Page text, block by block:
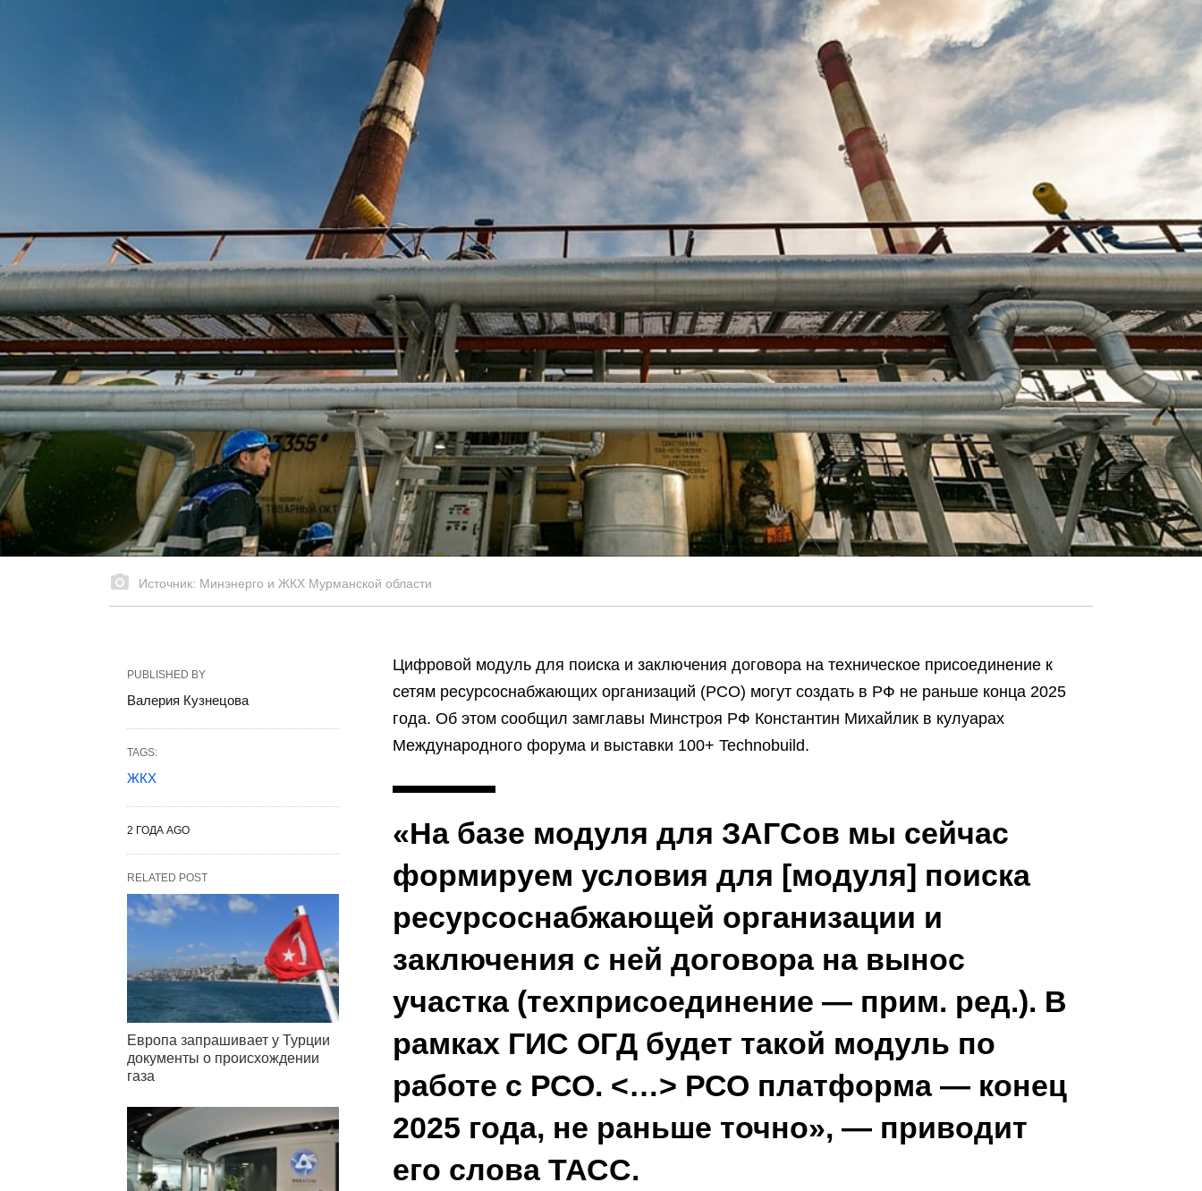
Источник: Минэнерго и ЖКХ Мурманской области
Цифровой модуль для поиска и заключения договора на техническое присоединение к
сетям ресурсоснабжающих организаций (РСО) могут создать в РФ не раньше конца 2025
года. Об этом сообщил замглавы Минстроя РФ Константин Михайлик в кулуарах
Международного форума и выставки 100+ Technobuild.
«На базе модуля для ЗАГСов мы сейчас
формируем условия для [модуля] поиска
ресурсоснабжающей организации и
заключения с ней договора на вынос
участка (техприсоединение — прим. ред.). В
рамках ГИС ОГД будет такой модуль по
работе с РСО. <…> РСО платформа — конец
2025 года, не раньше точно», — приводит
его слова ТАСС.
PUBLISHED BY
Валерия Кузнецова
TAGS:
ЖКХ
2 ГОДА AGO
RELATED POST
Европа запрашивает у Турции
документы о происхождении
газа